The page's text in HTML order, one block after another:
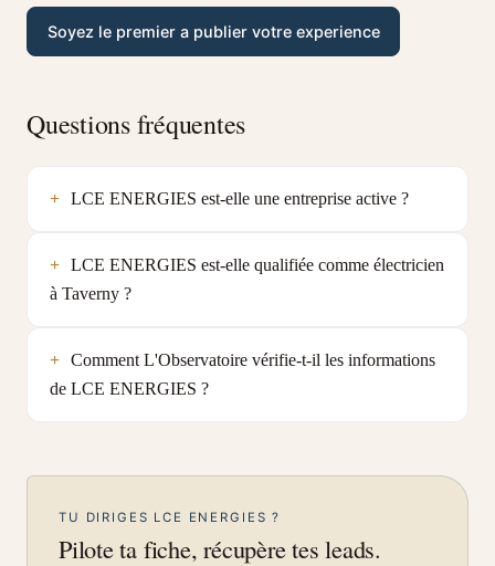
Soyez le premier a publier votre experience
Questions fréquentes
LCE ENERGIES est-elle une entreprise active ?
LCE ENERGIES est-elle qualifiée comme électricien
à Taverny ?
Comment L'Observatoire vérifie-t-il les informations
de LCE ENERGIES ?
TU DIRIGES LCE ENERGIES ?
Pilote ta fiche, récupère tes leads.